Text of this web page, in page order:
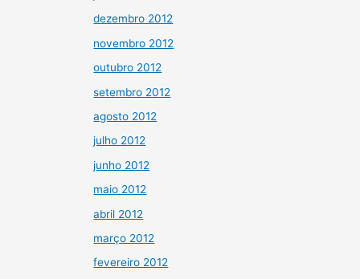
dezembro 2012
novembro 2012
outubro 2012
setembro 2012
agosto 2012
julho 2012
junho 2012
maio 2012
abril 2012
março 2012
fevereiro 2012